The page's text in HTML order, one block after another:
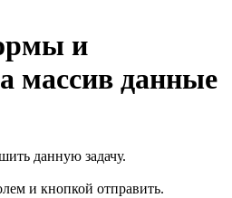
и
массив данные
данную задачу.
и кнопкой отправить.